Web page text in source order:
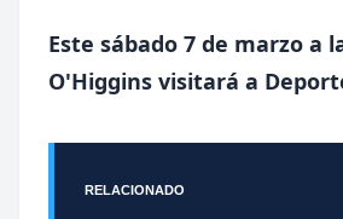
Este sábado 7 de marzo a
O'Higgins visitará a
RELACIONADO